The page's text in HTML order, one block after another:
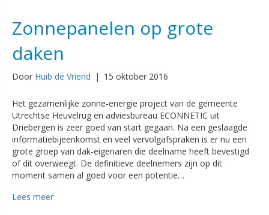
Zonnepanelen op grote
daken
Door Huib de Vriend | 15 oktober 2016
Het gezamenlijke zonne-energie project van de gemeente
Utrechtse Heuvelrug en adviesbureau ECONNETIC uit
Driebergen is zeer goed van start gegaan. Na een geslaagde
informatiebijeenkomst en veel vervolgafspraken is er nu een
grote groep van dak-eigenaren die deelname heeft bevestigd
of dit overweegt. De definitieve deelnemers zijn op dit
moment samen al goed voor een potentie…
Lees meer